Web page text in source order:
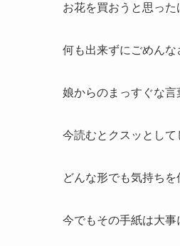
お花を買おうと思っ
何も出来ずにごめん
娘からのまっすぐな言
今読むとクスッとし
どんな形でも気持ち
今でもその手紙は大